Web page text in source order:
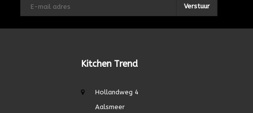
Verstuur
Kitchen Trend
Hollandweg 4
Aalsmeer